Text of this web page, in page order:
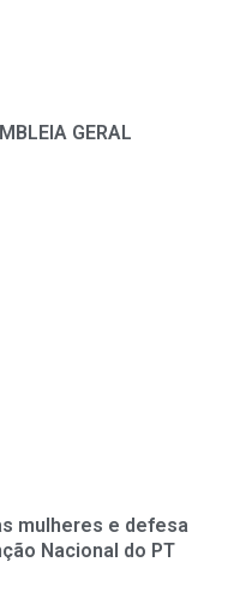
GERAL
mulheres e defesa
Nacional do PT